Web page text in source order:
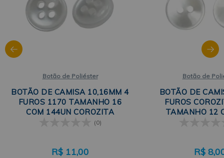
Botão de Poliéster
BOTÃO DE CAMISA 10,16MM 4
FUROS 1170 TAMANHO 16
COM 144UN COROZITA
(0)
R$ 11,00
Botão de
BOTÃO DE
FUROS
TAMANHO 12
R$